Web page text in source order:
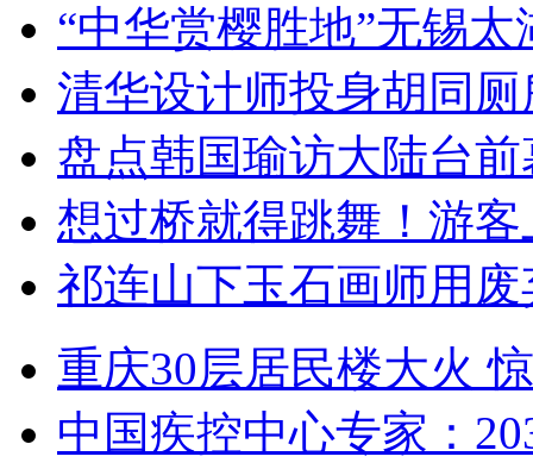
“中华赏樱胜地”无锡
清华设计师投身胡同
盘点韩国瑜访大陆台
想过桥就得跳舞！游客
祁连山下玉石画师用
重庆30层居民楼大火
中国疾控中心专家：